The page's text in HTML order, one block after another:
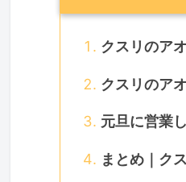
クスリのア
クスリのア
元旦に営業
まとめ｜ク